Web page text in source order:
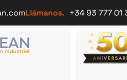
Llámanos. +34 93 777 01